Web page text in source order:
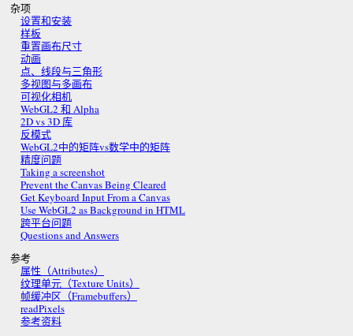
杂项
设置和安装
样板
重置画布尺寸
动画
点、线段与三角形
多视图与多画布
可视化相机
WebGL2 和 Alpha
2D vs 3D 库
反模式
WebGL2中的矩阵vs数学中的矩阵
精度问题
Taking a screenshot
Prevent the Canvas Being Cleared
Get Keyboard Input From a Canvas
Use WebGL2 as Background in HTML
跨平台问题
Questions and Answers
参考
属性（Attributes）
纹理单元（Texture Units）
帧缓冲区（Framebuffers）
readPixels
参考资料